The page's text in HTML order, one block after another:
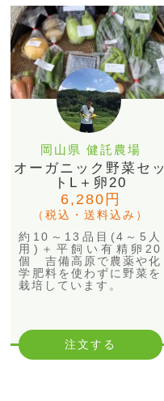
岡山県 健託農場
オーガニック野菜セッ
トL＋卵20
6,280円
（税込・送料込み）
約10～13品目(4～5人
用)＋平飼い有精卵20
個 吉備高原で農薬や化
学肥料を使わずに野菜を
栽培しています。
注文する